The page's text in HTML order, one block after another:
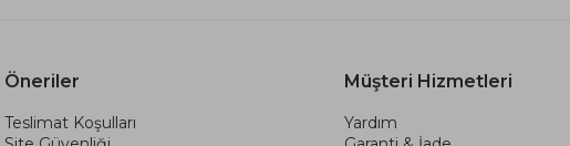
Öneriler
Teslimat Koşulları
Müşteri Hizmetleri
Yardım